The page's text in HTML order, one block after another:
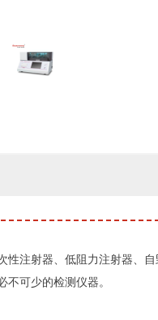
性注射器、低阻力注射器、
可少的检测仪器。